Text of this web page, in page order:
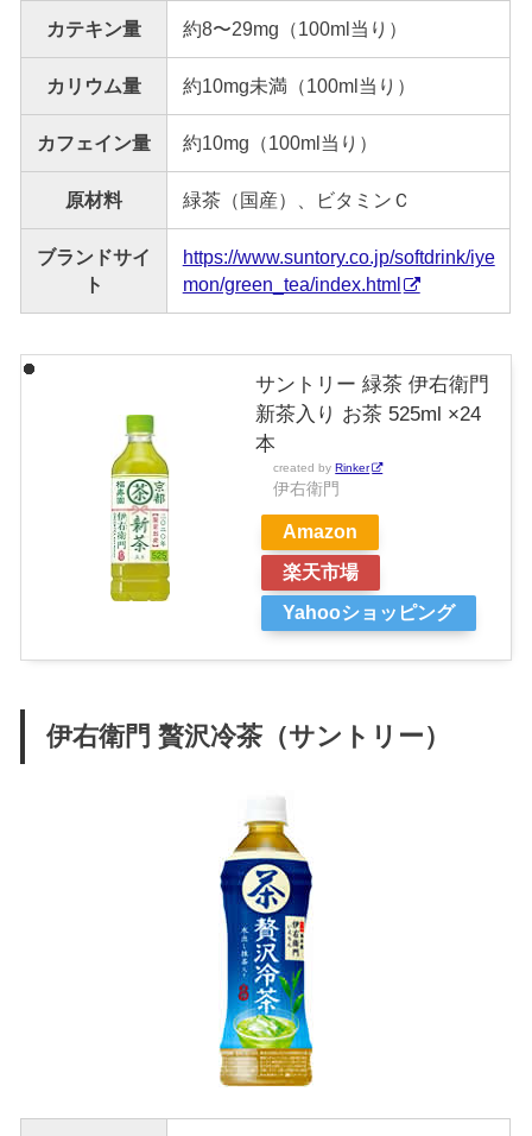
カテキン量 約8〜29mg（100ml当り）
カリウム量 約10mg未満（100ml当り）
カフェイン量 約10mg（100ml当り）
原材料 緑茶（国産）、ビタミンＣ
ブランドサイ
ト
https://www.suntory.co.jp/softdrink/iye
mon/green_tea/index.html
サントリー 緑茶 伊右衛門
新茶入り お茶 525ml ×24
本
created byRinker
伊右衛門
Amazon
楽天市場
Yahooショッピング
伊右衛門 贅沢冷茶（サントリー）